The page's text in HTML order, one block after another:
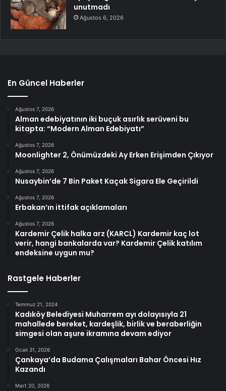
unutmadı
Ağustos 6, 2026
En Güncel Haberler
Ağustos 7, 2026
Alman edebiyatının iki buçuk asırlık serüveni bu
kitapta: “Modern Alman Edebiyatı”
Ağustos 7, 2026
Moonlighter 2, Önümüzdeki Ay Erken Erişimden Çıkıyor
Ağustos 7, 2026
Nusaybin’de 7 Bin Paket Kaçak Sigara Ele Geçirildi
Ağustos 7, 2026
Erbakan’ın ittifak açıklamaları
Ağustos 7, 2026
Kardemir Çelik halka arz (KARCL) Kardemir kaç lot
verir, hangi bankalarda var? Kardemir Çelik katılım
endeksine uygun mu?
Rastgele Haberler
Temmuz 21, 2024
Kadıköy Belediyesi Muharrem ayı dolayısıyla 21
mahallede bereket, kardeşlik, birlik ve beraberliğin
simgesi olan aşure ikramına devam ediyor
Ocak 31, 2026
Çankaya’da Budama Çalışmaları Bahar Öncesi Hız
Kazandı
Mart 20, 2026